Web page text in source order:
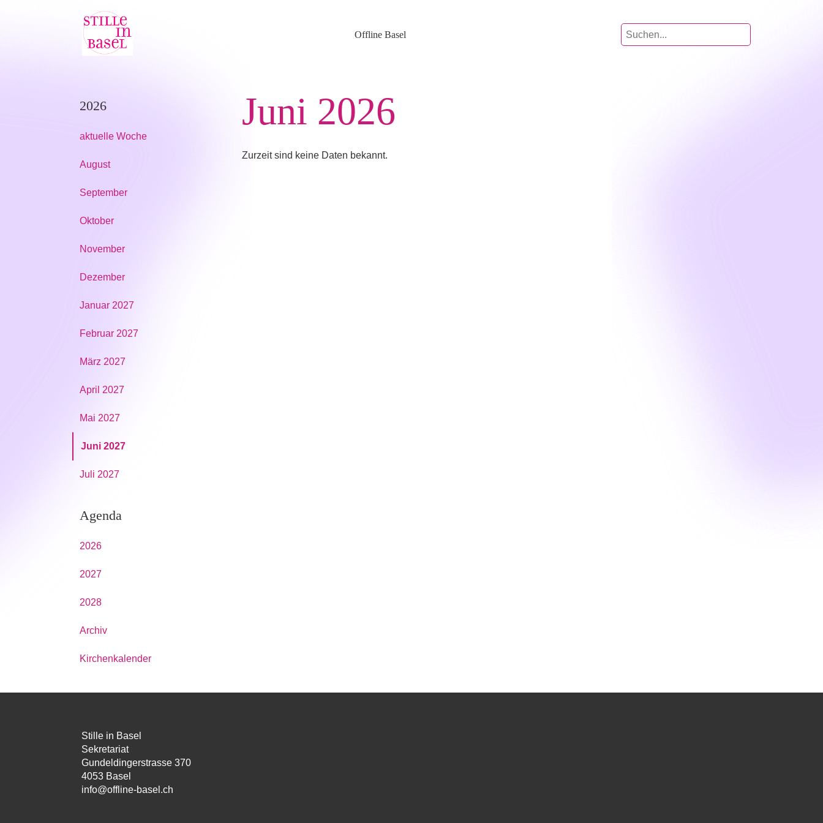
Offline Basel
2026
aktuelle Woche
August
September
Oktober
November
Dezember
Januar 2027
Februar 2027
März 2027
April 2027
Mai 2027
Juni 2027
Juli 2027
Agenda
2026
2027
2028
Archiv
Kirchenkalender
Juni 2026
Zurzeit sind keine Daten bekannt.
Stille in Basel
Sekretariat
Gundeldingerstrasse 370
4053 Basel
info@offline-basel.ch